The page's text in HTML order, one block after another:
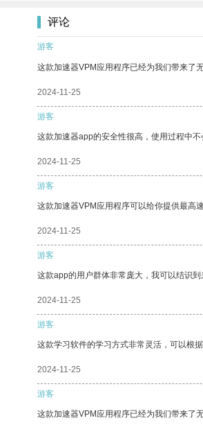
评论
游客
这款加速器VPM应用程序已经为我们带来了
2024-11-25
游客
这款加速器app的安全性很高，使用过程中不
2024-11-25
游客
这款加速器VPM应用程序可以给你提供最高
2024-11-25
游客
这款app的用户群体非常庞大，我可以结识到
2024-11-25
游客
这款学习软件的学习方式非常灵活，可以根
2024-11-25
游客
这款加速器VPM应用程序已经为我们带来了